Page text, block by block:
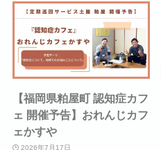
【福岡県粕屋町 認知症カフ
ェ 開催予告】おれんじカフ
ェかすや
2026年7月17日